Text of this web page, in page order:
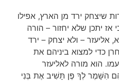
שיצחק ירד מן הארץ, אפילו
יתכן שלא יחזור – הורה
אליעזר – ולא יצחק – ירד
כדי למצוא ביניהם את
הוא מורה לאליעזר
הִשָּׁמֶר לְךָ פֶּן תָּשִׁיב אֶת בְּנִי